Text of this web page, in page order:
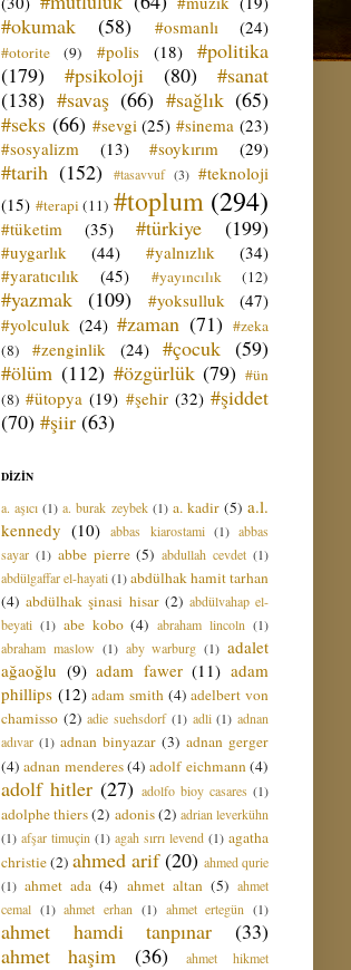
#okumak (58) #osmanlı (24)
#otorite (9) #polis (18)
#politika
(179)
#psikoloji (80)
#sanat
(138) #savaş (66) #sağlık (65)
#seks (66) #sevgi (25) #sinema (23)
#sosyalizm
(13) #soykırım (29)
#tarih (152) #tasavvuf (3) #teknoloji
(15) #terapi (11) #toplum (294)
#tüketim (35) #türkiye (199)
#uygarlık (44) #yalnızlık
(34)
#yaratıcılık
(45) #yayıncılık (12)
#yazmak (109) #yoksulluk
(47)
#yolculuk (24) #zaman (71) #zeka
(8)
#zenginlik (24) #çocuk (59)
#ölüm (112) #özgürlük (79) #ün
(8) #ütopya (19) #şehir (32) #şiddet
(70) #şiir (63)
DİZİN
a. aşıcı (1) a. burak zeybek (1) a. kadir (5) a.l.
kennedy (10) abbas kiarostami (1) abbas
sayar (1) abbe pierre (5) abdullah cevdet (1)
abdülgaffar el-hayati(1)abdülhak hamit tarhan
(4) abdülhak şinasi hisar (2) abdülvahap el-
beyati (1) abe kobo (4) abraham lincoln (1)
abraham maslow (1) aby warburg (1) adalet
ağaoğlu (9) adam fawer (11) adam
phillips (12) adam smith (4) adelbert von
chamisso (2) adie suehsdorf (1) adli (1) adnan
adıvar (1) adnan binyazar (3) adnan gerger
(4) adnan menderes(4) adolf eichmann (4)
adolf hitler (27) adolfo bioy casares (1)
adolphe thiers(2) adonis(2) adrian leverkühn
(1) afşar timuçin (1) agah sırrı levend (1) agatha
christie(2) ahmed arif (20) ahmed qurie
(1) ahmet ada (4) ahmet altan (5) ahmet
cemal (1) ahmet erhan (1) ahmet ertegün (1)
ahmet hamdi tanpınar
(33)
ahmet haşim
(36)
ahmet hikmet